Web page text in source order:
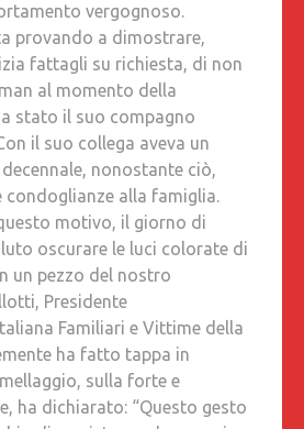
vergognoso.
provando a dimostrare,
fattagli su richiesta, di non
al momento della
stato il suo compagno
il suo collega aveva un
nonostante ciò,
alla famiglia.
motivo, il giorno di
oscurare le luci colorate di
un pezzo del nostro
Presidente
Familiari e Vittime della
ha fatto tappa in
sulla forte e
ha dichiarato: “Questo gesto